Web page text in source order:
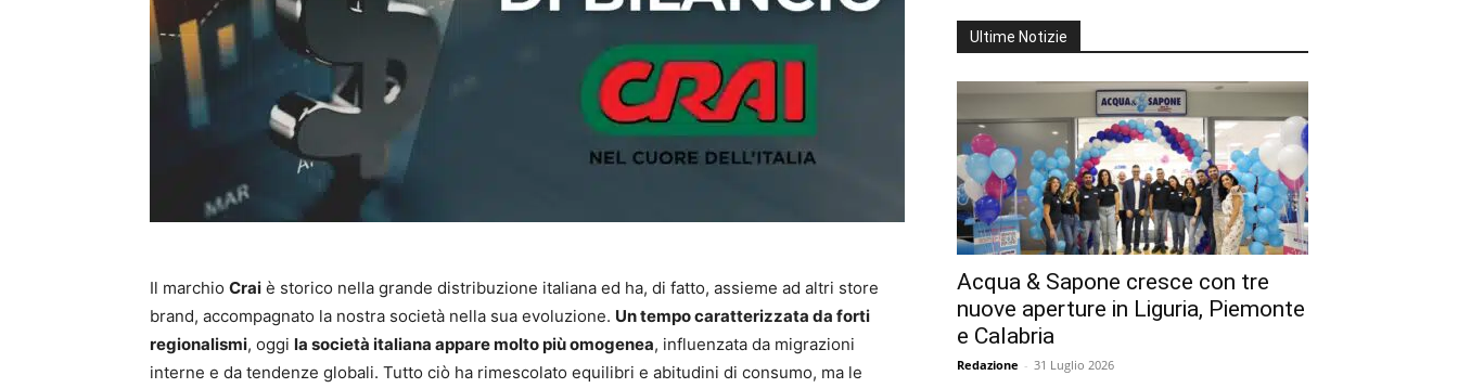
Il marchio Crai è storico nella grande distribuzione italiana ed ha, di fatto, assieme ad altri store
brand, accompagnato la nostra società nella sua evoluzione. Un tempo caratterizzata da forti
regionalismi, oggi la società italiana appare molto più omogenea, influenzata da migrazioni
interne e da tendenze globali. Tutto ciò ha rimescolato equilibri e abitudini di consumo, ma le
Ultime Notizie
Acqua & Sapone cresce con tre
nuove aperture in Liguria, Piemonte
e Calabria
Redazione - 31 Luglio 2026